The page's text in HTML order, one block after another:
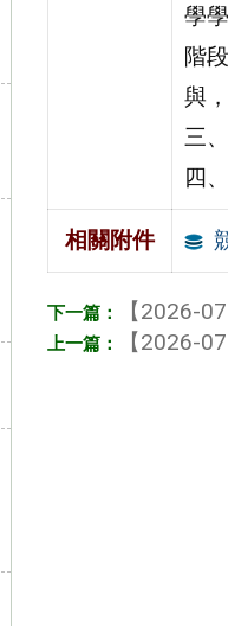
學
階
與
三
四
相關附件
【2026-
【2026-